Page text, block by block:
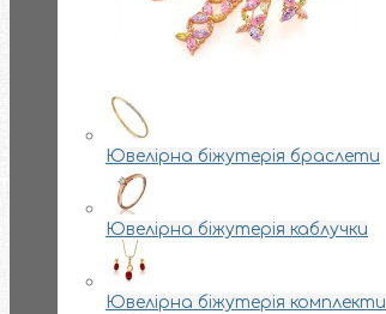
Ювелірна біжутерія браслети
Ювелірна біжутерія каблучки
Ювелірна біжутерія комплекти